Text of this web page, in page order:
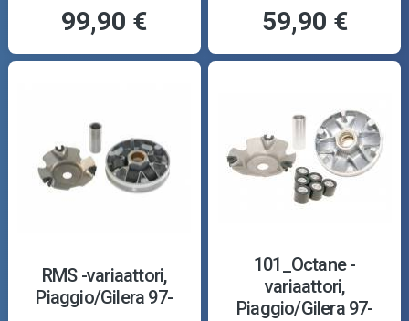
99,90 € 59,90 €
RMS -variaattori,
Piaggio/Gilera 97-
101_Octane -
variaattori,
Piaggio/Gilera 97-